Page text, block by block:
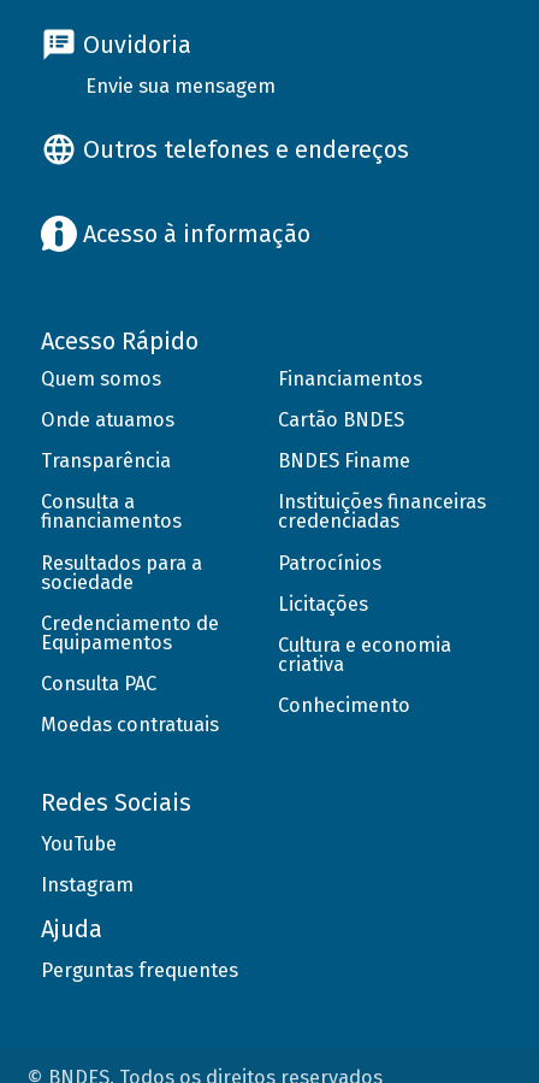
Ouvidoria
Envie sua mensagem
Outros telefones e endereços
Acesso à informação
Acesso Rápido
Quem somos
Onde atuamos
Transparência
Consulta a
financiamentos
Resultados para a
sociedade
Credenciamento de
Equipamentos
Consulta PAC
Moedas contratuais
Financiamentos
Cartão BNDES
BNDES Finame
Instituições financeiras
credenciadas
Patrocínios
Licitações
Cultura e economia
criativa
Conhecimento
Redes Sociais
YouTube
Instagram
Ajuda
Perguntas frequentes
© BNDES. Todos os direitos reservados